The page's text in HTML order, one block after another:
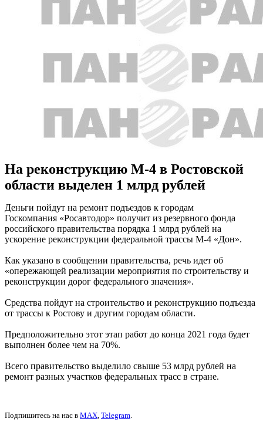
На реконструкцию М-4 в Ростовской
области выделен 1 млрд рублей
Деньги пойдут на ремонт подъездов к городам
Госкомпания «Росавтодор» получит из резервного фонда
российского правительства порядка 1 млрд рублей на
ускорение реконструкции федеральной трассы М-4 «Дон».
Как указано в сообщении правительства, речь идет об
«опережающей реализации мероприятия по строительству и
реконструкции дорог федерального значения».
Средства пойдут на строительство и реконструкцию подъезда
от трассы к Ростову и другим городам области.
Предположительно этот этап работ до конца 2021 года будет
выполнен более чем на 70%.
Всего правительство выделило свыше 53 млрд рублей на
ремонт разных участков федеральных трасс в стране.
Подпишитесь на нас в MAX, Telegram.